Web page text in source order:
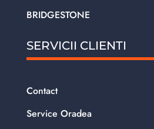
BRIDGESTONE
SERVICII CLIENTI
Contact
Service Oradea